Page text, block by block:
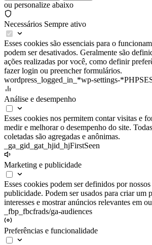
ou personalize abaixo
Necessários Sempre ativo
Esses cookies são essenciais para o
podem ser desativados. Geralmente são
ações realizadas por você, como definir
fazer login ou preencher formulários.
wordpress_logged_in_*wp-settings-*
Análise e desempenho
Esses cookies nos permitem contar visitas e
medir e melhorar o desempenho do site.
coletadas são agregadas e anônimas.
_ga _gid _gat _hjid _hjFirstSeen
Marketing e publicidade
Esses cookies podem ser definidos por
publicidade. Podem ser usados para criar um
interesses e mostrar anúncios relevantes em
_fbp _fbcfrads/ga-audiences
Preferências e funcionalidade